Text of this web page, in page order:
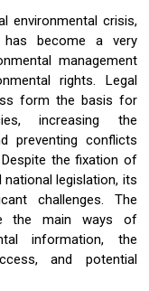
environmental crisis,
has become a very
management
rights. Legal
form the basis for
increasing the
preventing conflicts
the fixation of
legislation, its
challenges. The
the main ways of
information, the
and potential